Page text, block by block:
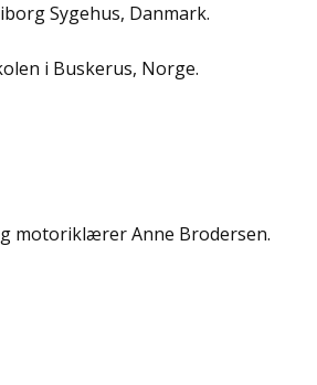
Sygehus, Danmark.
i Buskerus, Norge.
motoriklærer Anne Brodersen.